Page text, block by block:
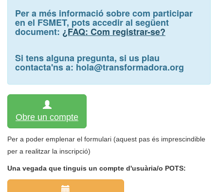
Per a més informació sobre com participar
en el FSMET, pots accedir al següent
document: ¿FAQ: Com registrar-se?
Si tens alguna pregunta, si us plau
contacta'ns a: hola@transformadora.org
Obre un compte
Per a poder emplenar el formulari (aquest pas és imprescindible
per a realitzar la inscripció)
Una vegada que tinguis un compte d'usuària/o POTS: